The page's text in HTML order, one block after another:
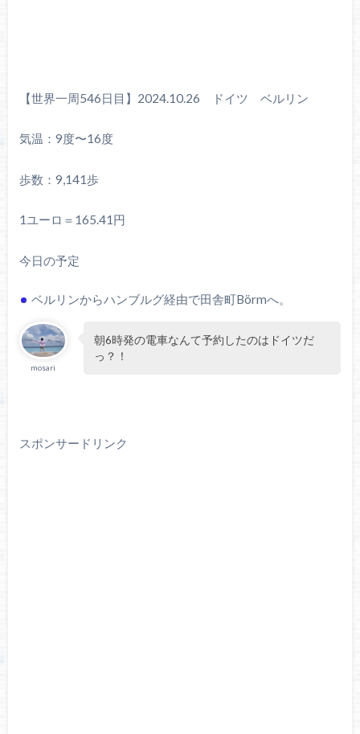
【世界一周546日目】2024.10.26 ドイツ ベルリン
気温：9度〜16度
歩数：9,141歩
1ユーロ＝165.41円
今日の予定
ベルリンからハンブルグ経由で田舎町Börmへ。
mosari
朝6時発の電車なんて予約したのはドイツだ
っ？！
スポンサードリンク